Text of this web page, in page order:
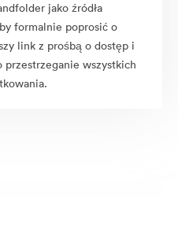
jako źródła
formalnie poprosić o
link z prośbą o dostęp i
przestrzeganie wszystkich